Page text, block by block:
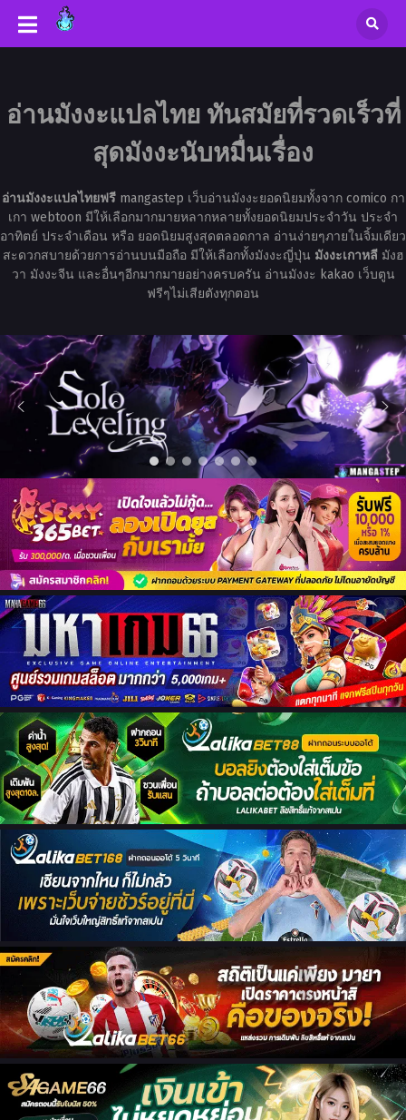
อ่านมังงะแปลไทย ทันสมัยที่รวดเร็วที่
สุดมังงะนับหมื่นเรื่อง
อ่านมังงะแปลไทยฟรีmangastep เว็บอ่านมังงะยอดนิยมทั้งจาก comico กา
เกา webtoon มีให้เลือกมากมายหลากหลายทั้งยอดนิยมประจำวัน ประจำ
อาทิตย์ ประจำเดือน หรือ ยอดนิยมสูงสุดตลอดกาล อ่านง่ายๆภายในจิ้มเดียว
สะดวกสบายด้วยการอ่านบนมือถือ มีให้เลือกทั้งมังงะญี่ปุ่น มังงะเกาหลีมังฮ
วา มังงะจีน และอื่นๆอีกมากมายอย่างครบครัน อ่านมังงะ kakao เว็บตูน
ฟรีๆไม่เสียตังทุกตอน